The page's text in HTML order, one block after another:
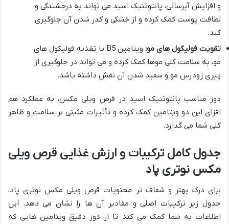
و افزایش آبرسانی، پانتوتنیک اسید می تواند به درخشندگی و
لطافت پوست کمک کرده و از خشکی و کدر شدن آن جلوگیری
کند.
تقویت فولیکول های مو:
ویتامین B5 با تغذیه فولیکول های
مو، به سلامت کلی موها کمک کرده و می تواند در جلوگیری از
پیری زودرس مو و سفید شدن آن نقش داشته باشد.
دوز مناسب پانتوتنیک اسید در قرص ویلی مکس، به عملکرد هم
افزای این دو ویتامین کمک کرده و تأثیرات مثبتی بر سلامت و ظاهر
کلی شما می گذارد.
جدول کامل ترکیبات و ارزش غذایی قرص ویلی
مکس نوتری پاد
برای درک بهتر و شفاف تر محتویات قرص ویلی مکس نوتری پاد،
جدول زیر ترکیبات اصلی و مقادیر آن ها را نشان می دهد. این
اطلاعات به شما کمک می کند تا از دوز دقیق ویتامین هایی که